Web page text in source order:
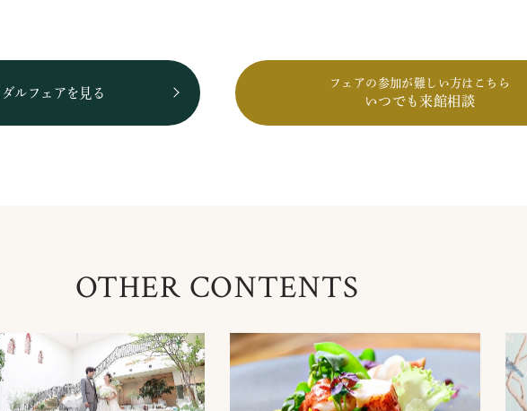
ルフェアを見る
フェアの参加が難しい方はこちら
いつでも来館相談
OTHER CONTENTS